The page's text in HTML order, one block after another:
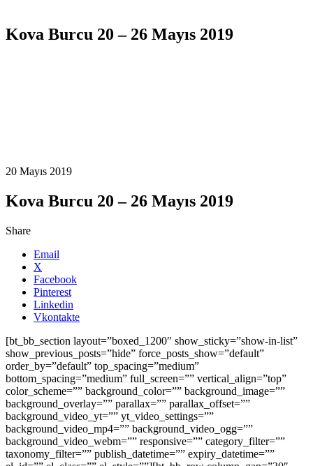
Kova Burcu 20 – 26 Mayıs 2019
20 Mayıs 2019
Kova Burcu 20 – 26 Mayıs 2019
Share
Email
X
Facebook
Pinterest
Linkedin
Vkontakte
[bt_bb_section layout=”boxed_1200″ show_sticky=”show-in-list”
show_previous_posts=”hide” force_posts_show=”default”
order_by=”default” top_spacing=”medium”
bottom_spacing=”medium” full_screen=”” vertical_align=”top”
color_scheme=”” background_color=”” background_image=””
background_overlay=”” parallax=”” parallax_offset=””
background_video_yt=”” yt_video_settings=””
background_video_mp4=”” background_video_ogg=””
background_video_webm=”” responsive=”” category_filter=””
taxonomy_filter=”” publish_datetime=”” expiry_datetime=””